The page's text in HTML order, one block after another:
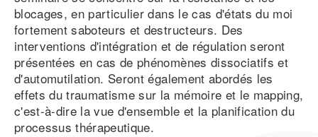
blocages, en particulier dans le cas d'états du moi
fortement saboteurs et destructeurs. Des
interventions d'intégration et de régulation seront
présentées en cas de phénomènes dissociatifs et
d'automutilation. Seront également abordés les
effets du traumatisme sur la mémoire et le mapping,
c'est-à-dire la vue d'ensemble et la planification du
processus thérapeutique.